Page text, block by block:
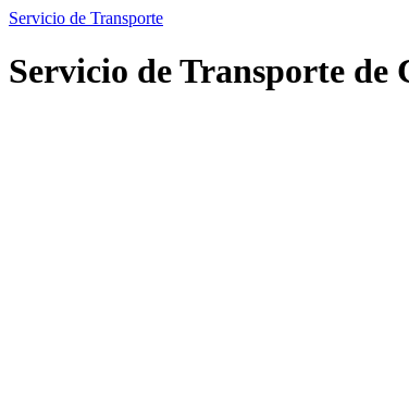
Servicio de Transporte
Servicio de Transporte de